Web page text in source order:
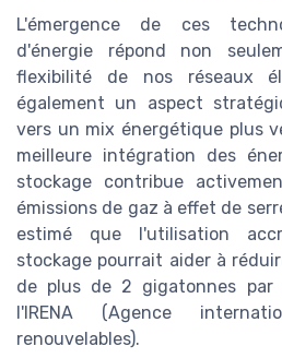
L'émergence de ces
d'énergie répond non
flexibilité de nos réseaux
également un aspect
vers un mix énergétique plus
meilleure intégration des
stockage contribue
émissions de gaz à effet de
estimé que l'utilisation
stockage pourrait aider à
de plus de 2 gigatonnes par
l'IRENA (Agence
renouvelables).